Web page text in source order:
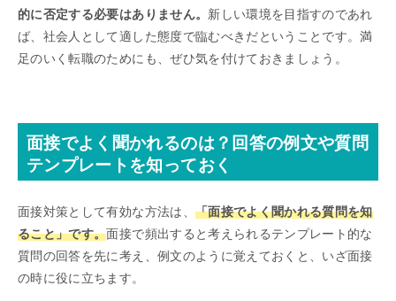
的に否定する必要はありません。 新しい環境を目指すのであれ
ば、社会人として適した態度で臨むべきだということです。満
足のいく転職のためにも、ぜひ気を付けておきましょう。
面接でよく聞かれるのは？回答の例文や質問
テンプレートを知っておく
面接対策として有効な方法は、 「面接でよく聞かれる質問を知
ること」です。面接で頻出すると考えられるテンプレート的な
質問の回答を先に考え、例文のように覚えておくと、いざ面接
の時に役に立ちます。